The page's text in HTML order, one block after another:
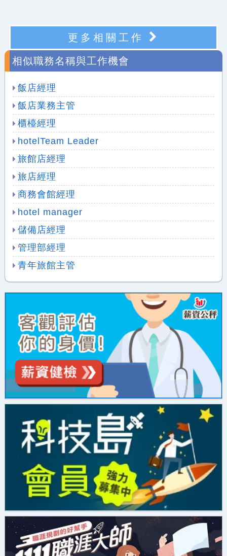
更多相關工作
相似職務名稱與工作機會
飯店經理
飯店業務主管
櫃檯經理
hotelTeam Leader
旅館店經理
旅店經理
商務會館經理
hotel manager
儲備店經理
管理部經理
青年旅館主管